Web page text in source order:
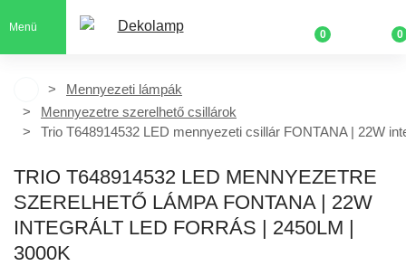
Menü
0 0
Mennyezeti lámpák
Mennyezetre szerelhető csillárok
Trio T648914532 LED mennyezeti csillár FONTANA | 22W
TRIO T648914532 LED MENNYEZETRE
SZERELHETŐ LÁMPA FONTANA | 22W
INTEGRÁLT LED FORRÁS | 2450LM |
3000K